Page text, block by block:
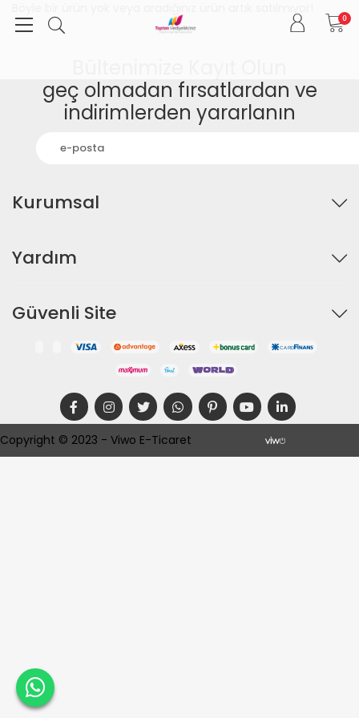
0
geç olmadan fırsatlardan ve
indirimlerden yararlanın
Kurumsal
Yardım
Güvenli Site
Copyright © 2023 - Viwo E-Ticaret